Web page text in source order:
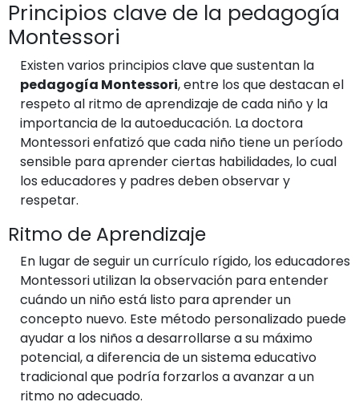
Principios clave de la pedagogía
Montessori
Existen varios principios clave que sustentan la
pedagogía Montessori, entre los que destacan el
respeto al ritmo de aprendizaje de cada niño y la
importancia de la autoeducación. La doctora
Montessori enfatizó que cada niño tiene un período
sensible para aprender ciertas habilidades, lo cual
los educadores y padres deben observar y
respetar.
Ritmo de Aprendizaje
En lugar de seguir un currículo rígido, los educadores
Montessori utilizan la observación para entender
cuándo un niño está listo para aprender un
concepto nuevo. Este método personalizado puede
ayudar a los niños a desarrollarse a su máximo
potencial, a diferencia de un sistema educativo
tradicional que podría forzarlos a avanzar a un
ritmo no adecuado.